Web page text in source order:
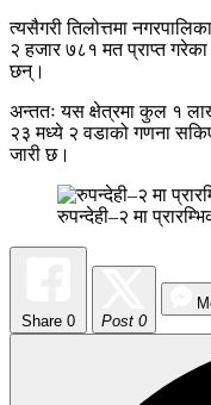
त्यसैगरी तिलोत्तमा
२ हजार ७८१ मत प्राप्त
छन्।
अन्ततः यस क्षेत्रमा कुल १
२३ मध्ये २ वडाको गणना
जारी छ।
रुपन्देही–२ मा
Share 0 Post 0